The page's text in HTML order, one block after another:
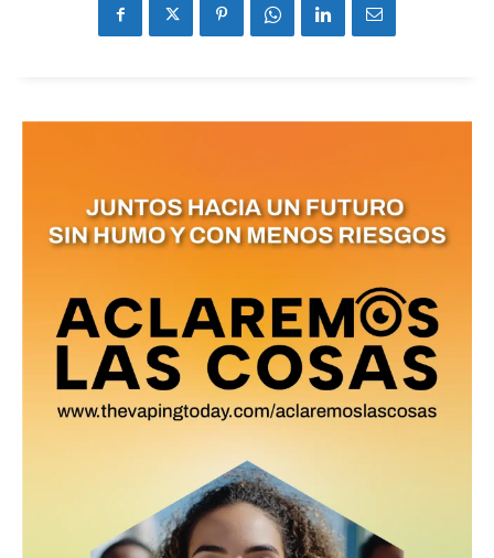
reducción de daños en tu correo
electrónico.
receive all the news of vaping and
tobacco harm reduction in your email.
SUBSCRIBIRSE